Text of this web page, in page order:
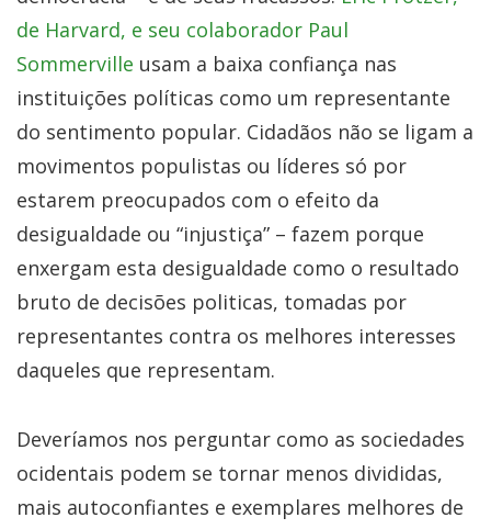
de Harvard, e seu colaborador Paul
Sommerville usam a baixa confiança nas
instituições políticas como um representante
do sentimento popular. Cidadãos não se ligam a
movimentos populistas ou líderes só por
estarem preocupados com o efeito da
desigualdade ou “injustiça” – fazem porque
enxergam esta desigualdade como o resultado
bruto de decisões politicas, tomadas por
representantes contra os melhores interesses
daqueles que representam.
Deveríamos nos perguntar como as sociedades
ocidentais podem se tornar menos divididas,
mais autoconfiantes e exemplares melhores de